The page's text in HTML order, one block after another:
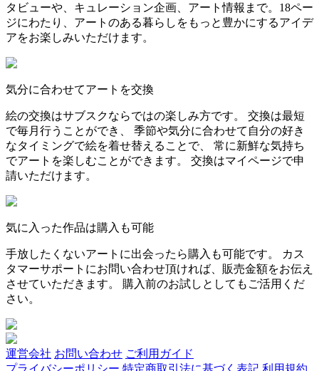
タビューや、キュレーション企画、アート情報まで。18ペー
ジにわたり、アートのある暮らしをもっと豊かにするアイデ
アをお楽しみいただけます。
気分に合わせてアートを交換
絵の交換はサブスクならではの楽しみ方です。 交換は最短
で毎月行うことができ、 季節や気分に合わせて自分の好き
なタイミングで絵を着せ替えることで、 常に新鮮な気持ち
でアートを楽しむことができます。 交換はマイページで申
請いただけます。
気に入った作品は購入も可能
手放したくないアートに出会ったら購入も可能です。 カス
タマーサポートにお問い合わせ頂ければ、販売金額をお伝え
させていただきます。 購入前のお試しとしてもご活用くだ
さい。
運営会社 お問い合わせ ご利用ガイド
プライバシーポリシー 特定商取引法に基づく表記 利用規約